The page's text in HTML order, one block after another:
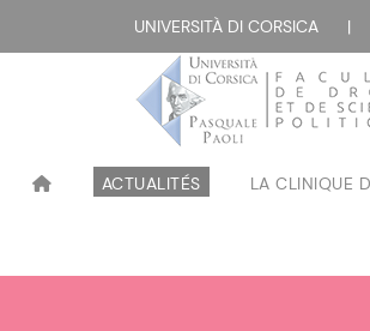
UNIVERSITÀ DI CORSICA |
ACTUALITÉS LA CLINIQUE